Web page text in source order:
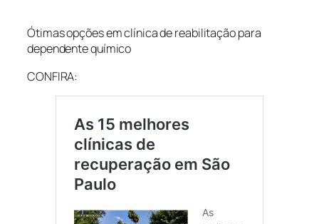
Ótimas opções em clínica de reabilitação para
dependente químico
CONFIRA: